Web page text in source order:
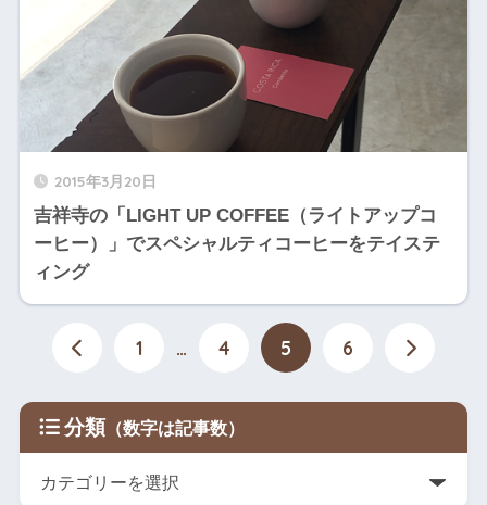
2015年3月20日
吉祥寺の「LIGHT UP COFFEE（ライトアップコ
ーヒー）」でスペシャルティコーヒーをテイステ
ィング
1 … 4 5 6
分類